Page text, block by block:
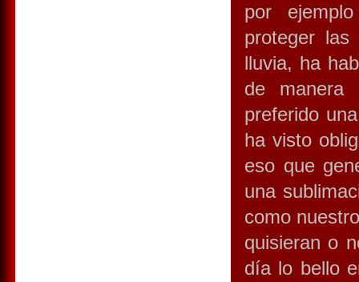
por
proteger
lluvia, ha
de manera
preferido
ha visto
eso que
una
como
quisieran o
día lo bello